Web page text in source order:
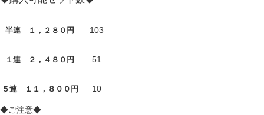
半連 １，２８０円 103
１連 ２，４８０円 51
５連 １１，８００円 10
◆ご注意◆